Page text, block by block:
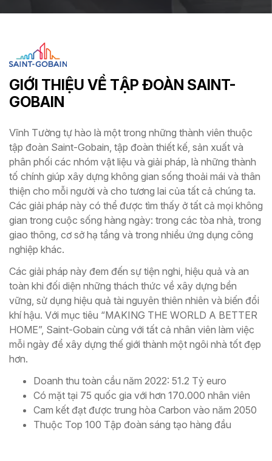
GIỚI THIỆU VỀ TẬP ĐOÀN SAINT-
GOBAIN
Vĩnh Tường tự hào là một trong những thành viên thuộc
tập đoàn Saint-Gobain, tập đoàn thiết kế, sản xuất và
phân phối các nhóm vật liệu và giải pháp, là những thành
tố chính giúp xây dựng không gian sống thoải mái và thân
thiện cho mỗi người và cho tương lai của tất cả chúng ta.
Các giải pháp này có thể được tìm thấy ở tất cả mọi không
gian trong cuộc sống hàng ngày: trong các tòa nhà, trong
giao thông, cơ sở hạ tầng và trong nhiều ứng dụng công
nghiệp khác.
Các giải pháp này đem đến sự tiện nghi, hiệu quả và an
toàn khi đối diện những thách thức về xây dựng bền
vững, sử dụng hiệu quả tài nguyên thiên nhiên và biến đổi
khí hậu. Với mục tiêu “MAKING THE WORLD A BETTER
HOME”, Saint-Gobain cùng với tất cả nhân viên làm việc
mỗi ngày để xây dựng thế giới thành một ngôi nhà tốt đẹp
hơn.
Doanh thu toàn cầu năm 2022: 51.2 Tỷ euro
Có mặt tại 75 quốc gia với hơn 170.000 nhân viên
Cam kết đạt được trung hòa Carbon vào năm 2050
Thuộc Top 100 Tập đoàn sáng tạo hàng đầu